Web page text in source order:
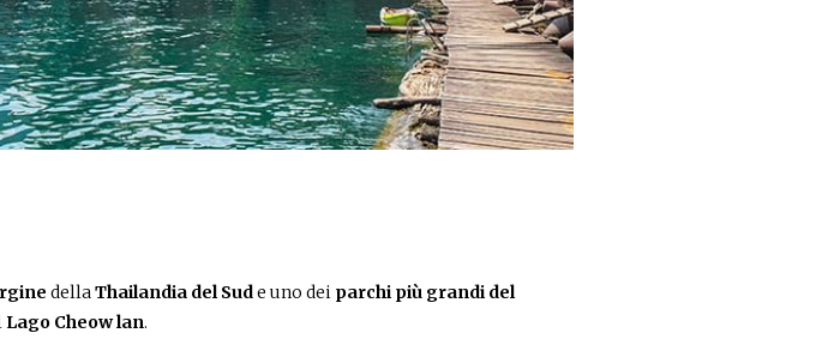
dellaThailandia del Sude uno dei parchi più grandi del
Lago Cheow lan.